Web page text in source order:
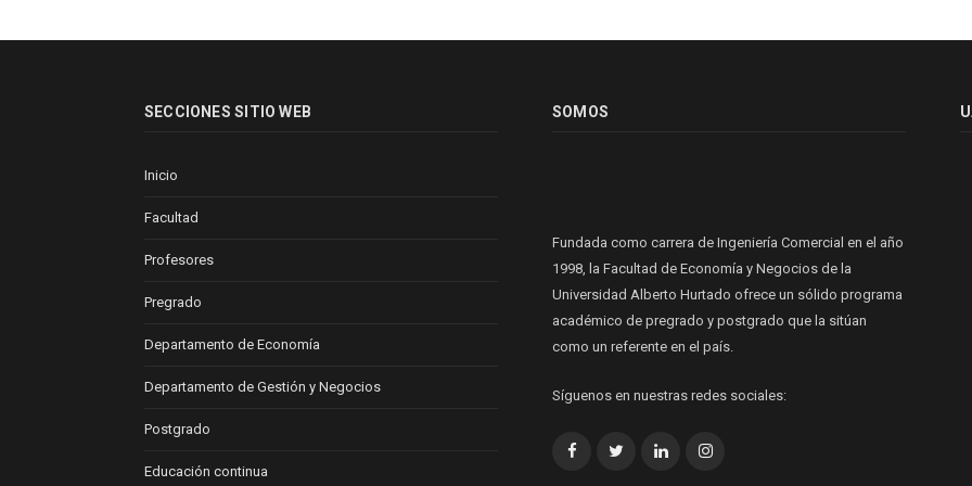
SECCIONES SITIO WEB
Inicio
Facultad
Profesores
Pregrado
Departamento de Economía
Departamento de Gestión y Negocios
Postgrado
Educación continua
SOMOS
Fundada como carrera de Ingeniería Comercial en el año
1998, la Facultad de Economía y Negocios de la
Universidad Alberto Hurtado ofrece un sólido programa
académico de pregrado y postgrado que la sitúan
como un referente en el país.
Síguenos en nuestras redes sociales:
FacebookTwitterLinkedInInstagram